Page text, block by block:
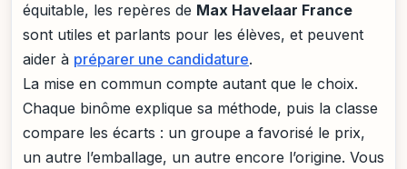
équitable, les repères de Max Havelaar France
sont utiles et parlants pour les élèves, et peuvent
aider à préparer une candidature.
La mise en commun compte autant que le choix.
Chaque binôme explique sa méthode, puis la classe
compare les écarts : un groupe a favorisé le prix,
un autre l’emballage, un autre encore l’origine. Vous